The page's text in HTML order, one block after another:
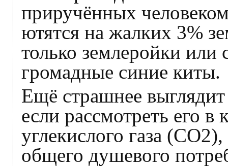
приручённых
ютятся на жалких 3%
только землеройки
громадные синие киты.
Ещё страшнее
если рассмотреть его в
углекислого газа
общего душевого